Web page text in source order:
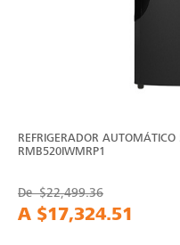
REFRIGERADOR
RMB520IWMRP1
De$22,499.36
A $17,324.51